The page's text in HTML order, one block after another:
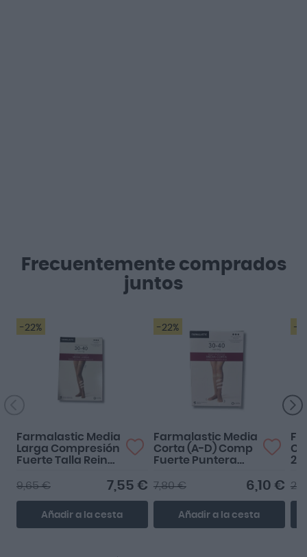
Frecuentemente comprados
juntos
-22%
Farmalastic Media
Larga Compresión
Fuerte Talla Reina
7,55 €
9,65 €
Añadir a la cesta
-22%
Farmalastic Media
Corta (A-D) Comp
Fuerte Puntera
Grande Color
6,10 €
7,80 €
Añadir a la cesta
-
29